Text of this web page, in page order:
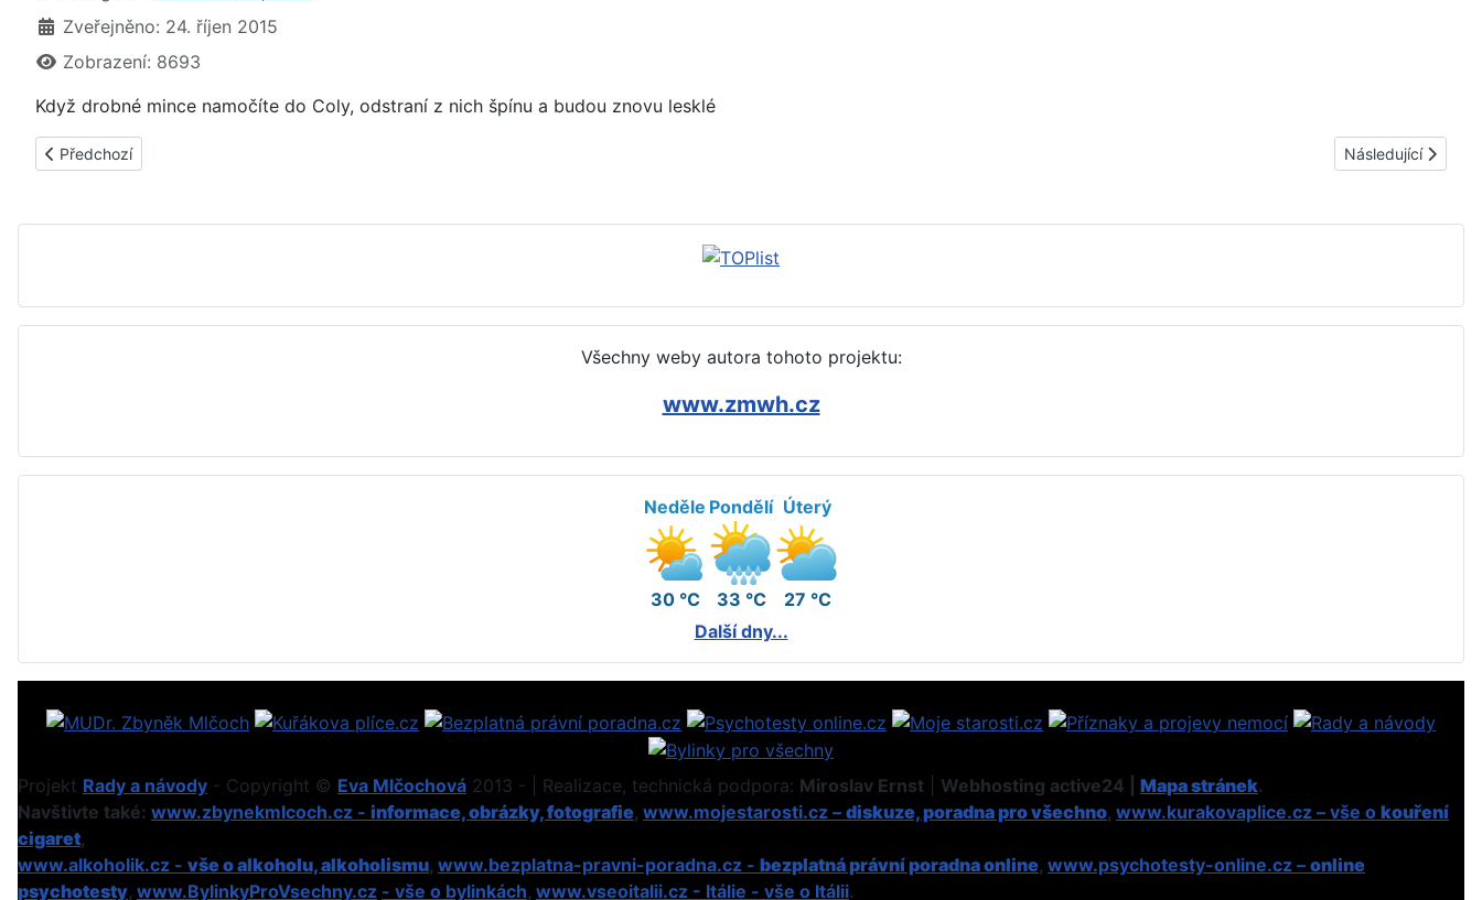
Zveřejněno: 24. říjen 2015
Zobrazení: 8693
Když drobné mince namočíte do Coly, odstraní z nich špínu a budou znovu lesklé
Předchozí článek: Jak, čím vyčistit skvrny z koberce - tipy, rady, doporučení (coca-cola)
Předchozí Další článek: Jak,
Následující
Všechny weby autora tohoto projektu:
www.zmwh.cz
Neděle
30 °C
Pondělí
33 °C
Úterý
27 °C
Další dny...
Projekt Rady a návody - Copyright © Eva Mlčochová 2013 - | Realizace, technická podpora: Miroslav Ernst Webhosting active24 | Mapa stránek.
Navštivte také: www.zbynekmlcoch.cz - informace, obrázky, fotografie, www.mojestarosti.cz – diskuze, poradna pro všechno, www.kurakovaplice.cz – vše o kouření
cigaret,
www.alkoholik.cz - vše o alkoholu, alkoholismu, www.bezplatna-pravni-poradna.cz - bezplatná právní poradna online, www.psychotesty-online.cz – online
psychotesty, www.BylinkyProVsechny.cz - vše o bylinkách, www.vseoitalii.cz - Itálie - vše o Itálii.